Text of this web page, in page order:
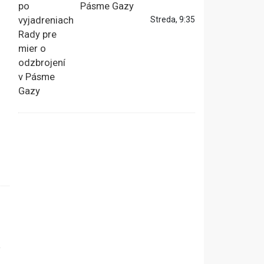
Pásme Gazy
Streda, 9:35